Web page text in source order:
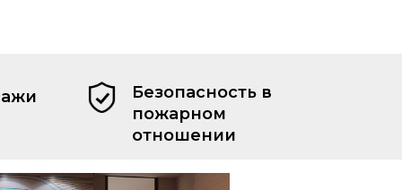
Безопасность в
пожарном
отношении